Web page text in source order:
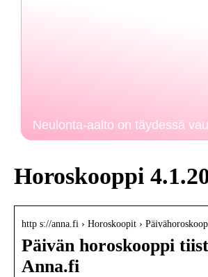
Neulonta-aalto on täydessä
Horoskooppi
http s://anna.fi › Horoskoopit ›
Päivän horoskooppi
Anna.fi